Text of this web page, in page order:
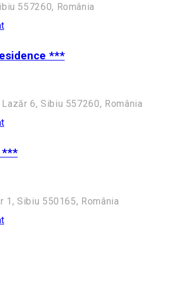
557260, România
***
6, Sibiu 557260, România
***
1, Sibiu 550165, România